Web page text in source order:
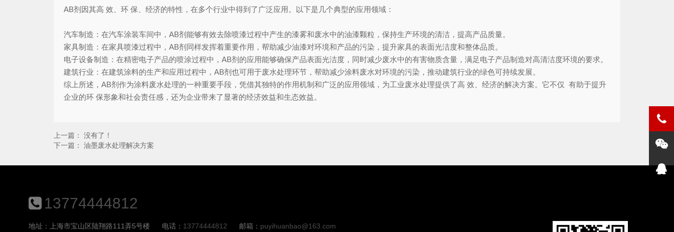
AB剂因其高 效、环 保、经济的特性，在多个行业中得到了广泛应用。以下是几个典型的应用领域：
汽车制造：在汽车涂装车间中，AB剂能够有效去除喷漆过程中产生的漆雾和废水中的油漆颗粒，保持生产环境的清洁，提高产品质量。
家具制造：在家具喷漆过程中，AB剂同样发挥着重要作用，帮助减少油漆对环境和产品的污染，提升家具的表面光洁度和整体品质。
电子设备制造：在精密电子产品的喷涂过程中，AB剂的应用能够确保产品表面光洁度，同时减少废水中的有害物质含量，满足电子产品制造对高清洁度环境的要求。
建筑行业：在建筑涂料的生产和应用过程中，AB剂也可用于废水处理环节，帮助减少涂料废水对环境的污染，推动建筑行业的绿色可持续发展。
综上所述，AB剂作为涂料废水处理的一种重要手段，凭借其独特的作用机制和广泛的应用领域，为工业废水处理提供了高 效、经济的解决方案。它不仅 有助于提升
企业的环 保形象和社会责任感，还为企业带来了显著的经济效益和生态效益。
上一篇： 没有了！
下一篇： 油墨废水处理解决方案
13774444812
地址：上海市宝山区陆翔路111弄5号楼 电话： 13774444812 邮箱： puyihuanbao@163.com